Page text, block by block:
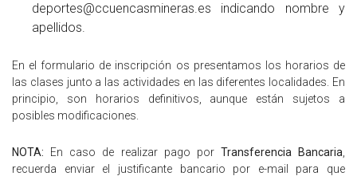
deportes@ccuencasmineras.es indicando nombre y
apellidos.
En el formulario de inscripción os presentamos los horarios de
las clases junto a las actividades en las diferentes localidades. En
principio, son horarios definitivos, aunque están sujetos a
posibles modificaciones.
NOTA: En caso de realizar pago por Transferencia Bancaria
recuerda enviar el justificante bancario por e-mail para que